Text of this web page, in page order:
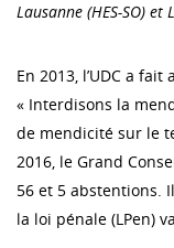
Lausanne (HES-SO) et
En 2013, l’UDC a
« Interdisons la
de mendicité sur le
2016, le Grand
56 et 5 abstentions.
la loi pénale (LPen)